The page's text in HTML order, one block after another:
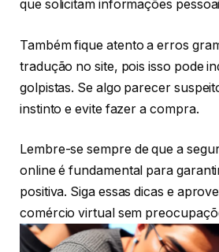
que solicitam informações
Também fique atento a erros
tradução no site, pois isso pode
golpistas. Se algo parecer
instinto e evite fazer a compra.
Lembre-se sempre de que a
online é fundamental para
positiva. Siga essas dicas e
comércio virtual sem